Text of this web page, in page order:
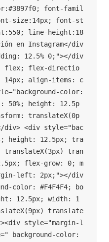
font-famil
size:14px; font-st
line-height:18
en Instagram</div
12.5% 0;"></div
flex; flex-directio
14px; align-items: c
color:
50%; height: 12.5p
translateX(0p
div> <div style="bac
height: 12.5px; tra
translateX(3px) tran
flex-grow: 0; m
left: 2px;"></div
color: #F4F4F4; bo
12.5px; width: 1
translate
style="margin-l
background-color: